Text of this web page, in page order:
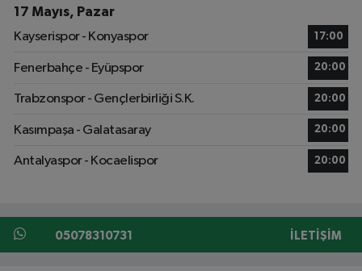
17 Mayıs, Pazar
Kayserispor - Konyaspor
17:00
Fenerbahçe - Eyüpspor 20:00
Trabzonspor - Gençlerbirliği S.K. 20:00
Kasımpaşa - Galatasaray 20:00
Antalyaspor - Kocaelispor 20:00
05078310731 İLETIŞIM